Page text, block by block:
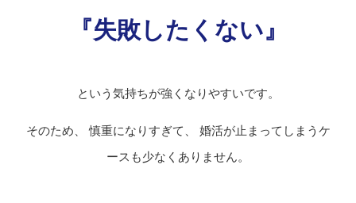
『失敗したくない』
という気持ちが強くなりやすいです。
そのため、 慎重になりすぎて、 婚活が止まってしまうケ
ースも少なくありません。